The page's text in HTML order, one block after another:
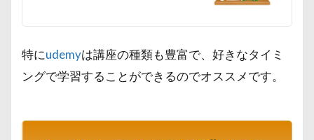
特にudemyは講座の種類も豊富で、好きなタイミ
ングで学習することができるのでオススメです。